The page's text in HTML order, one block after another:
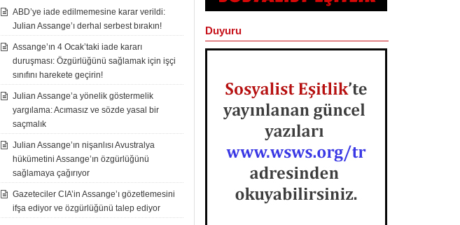
ABD’ye iade edilmemesine karar verildi:
Julian Assange’ı derhal serbest bırakın!
Assange’ın 4 Ocak’taki iade kararı
duruşması: Özgürlüğünü sağlamak için işçi
sınıfını harekete geçirin!
Julian Assange’a yönelik göstermelik
yargılama: Acımasız ve sözde yasal bir
saçmalık
Julian Assange’ın nişanlısı Avustralya
hükümetini Assange’ın özgürlüğünü
sağlamaya çağırıyor
Gazeteciler CIA’in Assange’ı gözetlemesini
ifşa ediyor ve özgürlüğünü talep ediyor
Duyuru